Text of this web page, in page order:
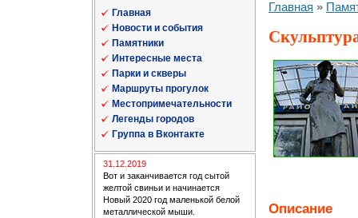
Главная
Новости и события
Памятники
Интересные места
Парки и скверы
Маршруты прогулок
Местопримечательности
Легенды городов
Группа в Вконтакте
31.12.2019
Вот и заканчивается год сытой
желтой свиньи и начинается
Новый 2020 год маленькой белой
металлической мыши.
Главная »
Описание